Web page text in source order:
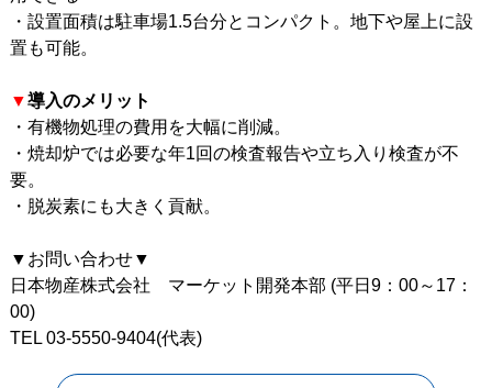
・設置面積は駐車場1.5台分とコンパクト。地下や屋上に設
置も可能。
▼導入のメリット
・有機物処理の費用を大幅に削減。
・焼却炉では必要な年1回の検査報告や立ち入り検査が不
要。
・脱炭素にも大きく貢献。
▼お問い合わせ▼
日本物産株式会社 マーケット開発本部 (平日9：00～17：
00)
TEL 03-5550-9404(代表)